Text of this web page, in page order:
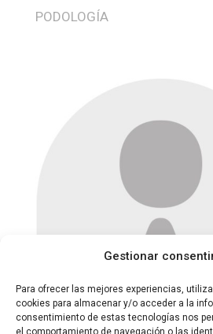
Gestionar
Para ofrecer las mejores experiencias,
cookies para almacenar y/o acceder a la
consentimiento de estas tecnologías nos
el comportamiento de navegación o las
PODOLOGÍA